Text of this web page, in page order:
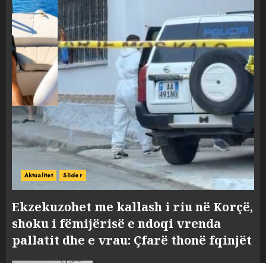
Aktualitet Slider
Ekzekuzohet me kallash i riu në Korçë,
shoku i fëmijërisë e ndoqi vrenda
pallatit dhe e vrau: Çfarë thonë fqinjët